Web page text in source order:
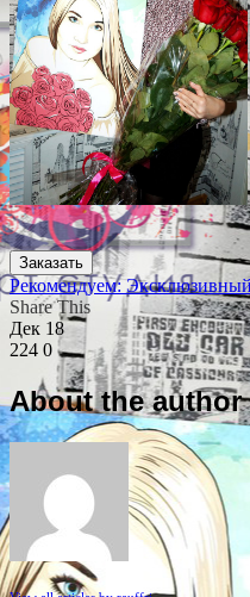
Заказать
Рекомендуем:
Share This
Дек 18
224 0
About the author